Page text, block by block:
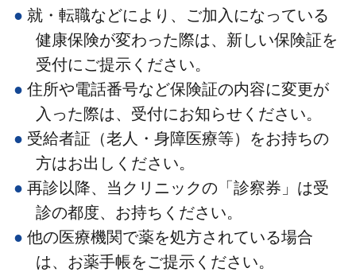
就・転職などにより、ご加入になっている
健康保険が変わった際は、新しい保険証を
受付にご提示ください。
住所や電話番号など保険証の内容に変更が
入った際は、受付にお知らせください。
受給者証（老人・身障医療等）をお持ちの
方はお出しください。
再診以降、当クリニックの「診察券」は受
診の都度、お持ちください。
他の医療機関で薬を処方されている場合
は、お薬手帳をご提示ください。